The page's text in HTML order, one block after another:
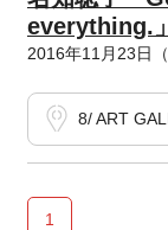
everything.」
2016年11月23日
8/ ART
1